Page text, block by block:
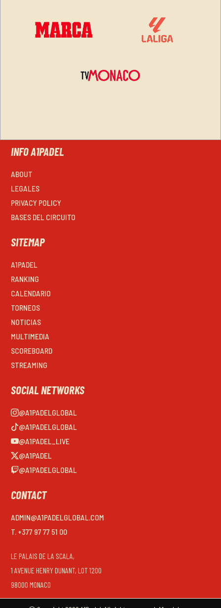
INFO A1PADEL
ABOUT
LEGALES
PRIVACY POLICY
BASES DEL CIRCUITO
SITEMAP
A1PADEL
RANKING
CALENDARIO
TORNEOS
NOTICIAS
MULTIMEDIA
SCOREBOARD
STREAMING
SOCIAL NETWORKS
@A1PADELGLOBAL
@A1PADELGLOBAL
@A1PADEL_LIVE
@A1PADEL
@A1PADELGLOBAL
CONTACT
ADMIN@A1PADELGLOBAL.COM
T. +377 97 77 51 00
LE PALAIS DE LA SCALA,
1 AVENUE HENRY DUNANT, LOT 1200
98000 MONACO